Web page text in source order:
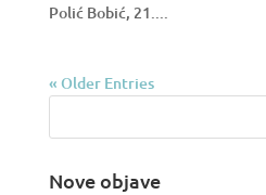
Polić Bobić, 21....
« Older Entries
Nove objave